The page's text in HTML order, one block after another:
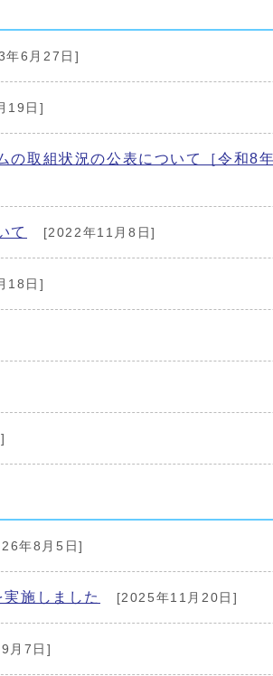
年6月27日]
19日]
取組状況の公表について［令和8
て [2022年11月8日]
18日]
年8月5日]
施しました [2025年11月20日]
月7日]